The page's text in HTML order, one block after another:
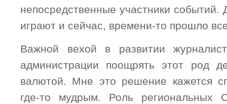
непосредственные участники
играют и сейчас, времени-то прошло
Важной вехой в развитии
администрации поощрять этот род
валютой. Мне это решение кажется
где-то мудрым. Роль